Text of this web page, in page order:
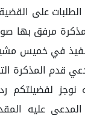
على
مرفق بها
في خميس
قدم المذكرة
نوجز لفضيلتكم
عليه